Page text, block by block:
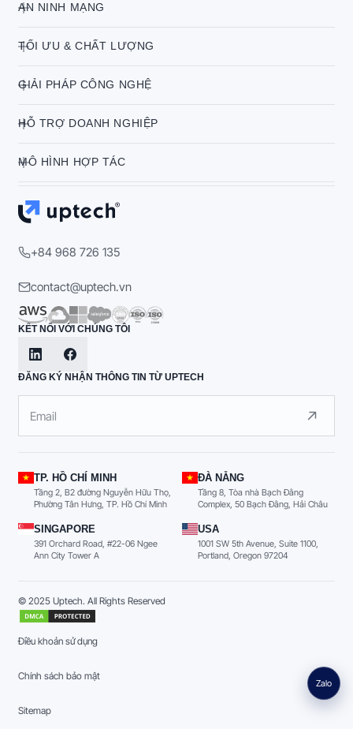
AN NINH MẠNG
TỐI ƯU & CHẤT LƯỢNG
GIẢI PHÁP CÔNG NGHỆ
HỖ TRỢ DOANH NGHIỆP
MÔ HÌNH HỢP TÁC
+84 968 726 135
contact@uptech.vn
KẾT NỐI VỚI CHÚNG TÔI
ĐĂNG KÝ NHẬN THÔNG TIN TỪ UPTECH
TP. HỒ CHÍ MINH
Tầng 2, B2 đường Nguyễn Hữu Thọ,
Phường Tân Hưng, TP. Hồ Chí Minh
ĐÀ NẴNG
Tầng 8, Tòa nhà Bạch Đằng
Complex, 50 Bạch Đằng, Hải Châu
SINGAPORE
391 Orchard Road, #22-06 Ngee
Ann City Tower A
USA
1001 SW 5th Avenue, Suite 1100,
Portland, Oregon 97204
© 2025 Uptech. All Rights Reserved
Điều khoản sử dụng
Chính sách bảo mật
Sitemap
Zalo